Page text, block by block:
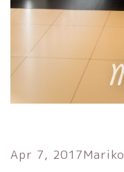
Apr 7, 2017Mariko